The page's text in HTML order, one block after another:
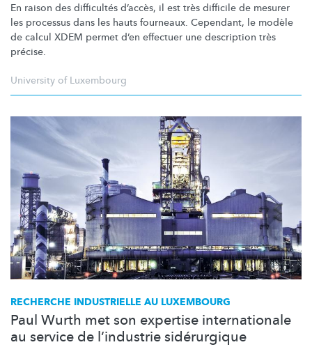
En raison des difficultés d’accès, il est très difficile de mesurer
les processus dans les hauts fourneaux. Cependant, le modèle
de calcul XDEM permet d’en effectuer une description très
précise.
University of Luxembourg
RECHERCHE INDUSTRIELLE AU LUXEMBOURG
Paul Wurth met son expertise internationale
au service de l’industrie sidérurgique